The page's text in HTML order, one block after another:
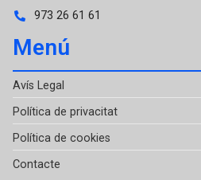
973 26 61 61
Menú
Avís Legal
Política de privacitat
Política de cookies
Contacte